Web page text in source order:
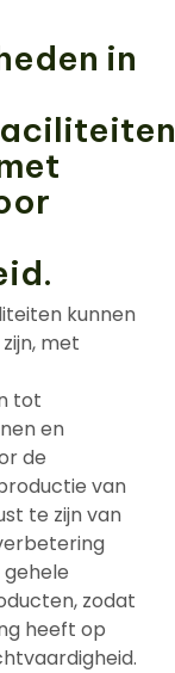
in
kunnen
met
tot
en
de
van
te zijn van
zodat
heeft op